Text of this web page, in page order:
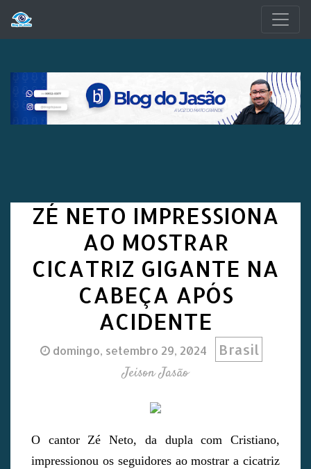
ZÉ NETO IMPRESSIONA
AO MOSTRAR
CICATRIZ GIGANTE NA
CABEÇA APÓS
ACIDENTE
domingo, setembro 29, 2024 Brasil
Jeison Jasão
O cantor Zé Neto, da dupla com Cristiano,
impressionou os seguidores ao mostrar a cicatriz